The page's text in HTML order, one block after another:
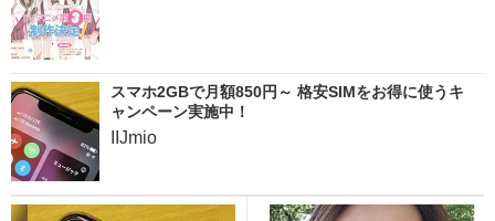
スマホ2GBで月額850円～ 格安SIMをお得に使うキ
ャンペーン実施中！
IIJmio